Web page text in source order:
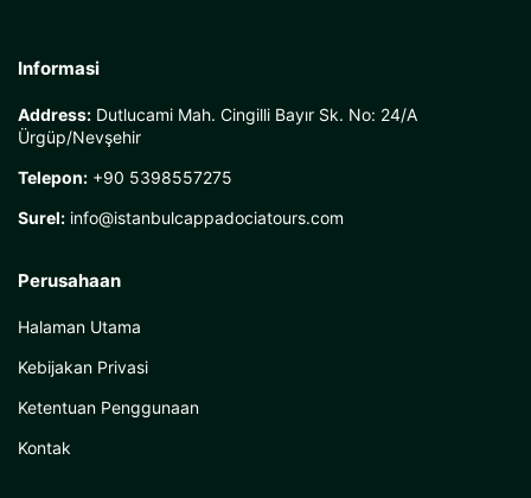
Informasi
Address: Dutlucami Mah. Cingilli Bayır Sk. No: 24/A
Ürgüp/Nevşehir
Telepon: +90 5398557275
Surel: info@istanbulcappadociatours.com
Perusahaan
Halaman Utama
Kebijakan Privasi
Ketentuan Penggunaan
Kontak